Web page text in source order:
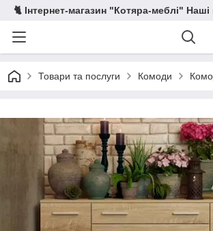
🐈 Інтернет-магазин "Котяра-меблі"
Товари та послуги Комоди